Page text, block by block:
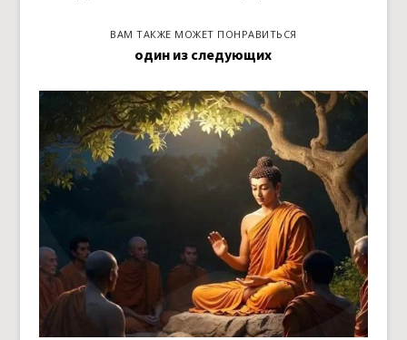
ВАМ ТАКЖЕ МОЖЕТ ПОНРАВИТЬСЯ
один из следующих